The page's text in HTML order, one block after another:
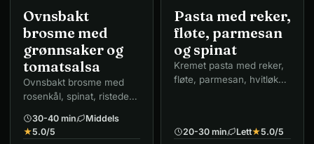
Ovnsbakt
brosme med
grønnsaker og
tomatsalsa
Ovnsbakt brosme med
rosenkål, spinat, ristede
30-40 min
Middels
★5.0/5
Pasta med reker,
fløte, parmesan
og spinat
Kremet pasta med reker,
fløte, parmesan, hvitløk
20-30 min Lett★5.0/5